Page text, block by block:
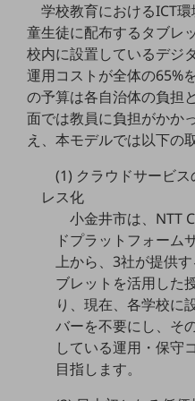
遠隔監視
顧客体験（CX）改善
自動化・省電化
人材不足解消
業種・業態で探す
医療・介護
モビリティ
製造・建設業
学校教育におけるICT
童生徒に配布するタブレ
校内に設置しているデジ
運用コストが全体の65%
の予算は各自治体の負担
面では教員に負担がかか
え、本モデルでは以下の
(1) クラウドサービ
レス化
小金井市は、NTT
ドプラットフォーム
上から、3社が提供
ブレットを活用した
り、現在、各学校に
バーを不要にし、そ
している運用・保守
目指します。